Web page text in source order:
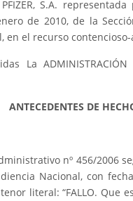
S.A.
de 2010, de la
el recurso
La ADMINISTRACIÓN
ANTECEDENTES DE
nº 456/2006
Nacional, con
literal: “FALLO. Que